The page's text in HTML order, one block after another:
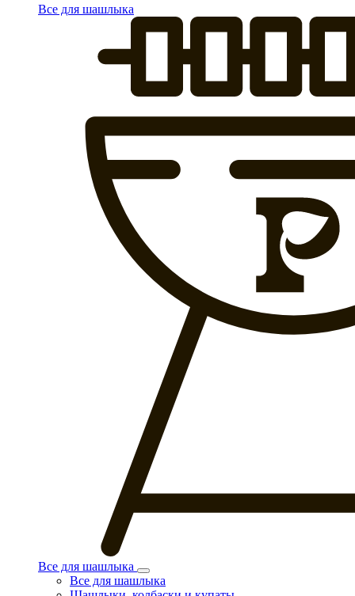
Все для шашлыка
Все для шашлыка
Все для шашлыка